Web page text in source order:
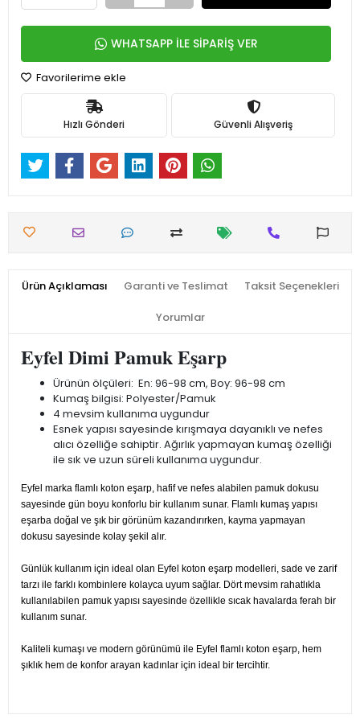
WHATSAPP İLE SİPARİŞ VER
Favorilerime ekle
Hızlı Gönderi Güvenli Alışveriş
Ürün Açıklaması Garanti ve Teslimat Taksit Seçenekleri
Yorumlar
Eyfel Dimi Pamuk Eşarp
Ürünün ölçüleri: En: 96-98 cm, Boy: 96-98 cm
Kumaş bilgisi: Polyester/Pamuk
4 mevsim kullanıma uygundur
Esnek yapısı sayesinde kırışmaya dayanıklı ve nefes
alıcı özelliğe sahiptir. Ağırlık yapmayan kumaş özelliği
ile sık ve uzun süreli kullanıma uygundur.
Eyfel marka flamlı koton eşarp, hafif ve nefes alabilen pamuk dokusu
sayesinde gün boyu konforlu bir kullanım sunar. Flamlı kumaş yapısı
eşarba doğal ve şık bir görünüm kazandırırken, kayma yapmayan
dokusu sayesinde kolay şekil alır.
Günlük kullanım için ideal olan Eyfel koton eşarp modelleri, sade ve zarif
tarzı ile farklı kombinlere kolayca uyum sağlar. Dört mevsim rahatlıkla
kullanılabilen pamuk yapısı sayesinde özellikle sıcak havalarda ferah bir
kullanım sunar.
Kaliteli kumaşı ve modern görünümü ile Eyfel flamlı koton eşarp, hem
şıklık hem de konfor arayan kadınlar için ideal bir tercihtir.